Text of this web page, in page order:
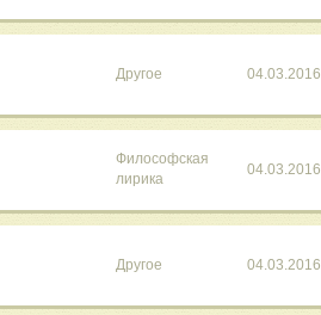
Другое 04.03.2016
Философская
лирика
04.03.2016
Другое 04.03.2016